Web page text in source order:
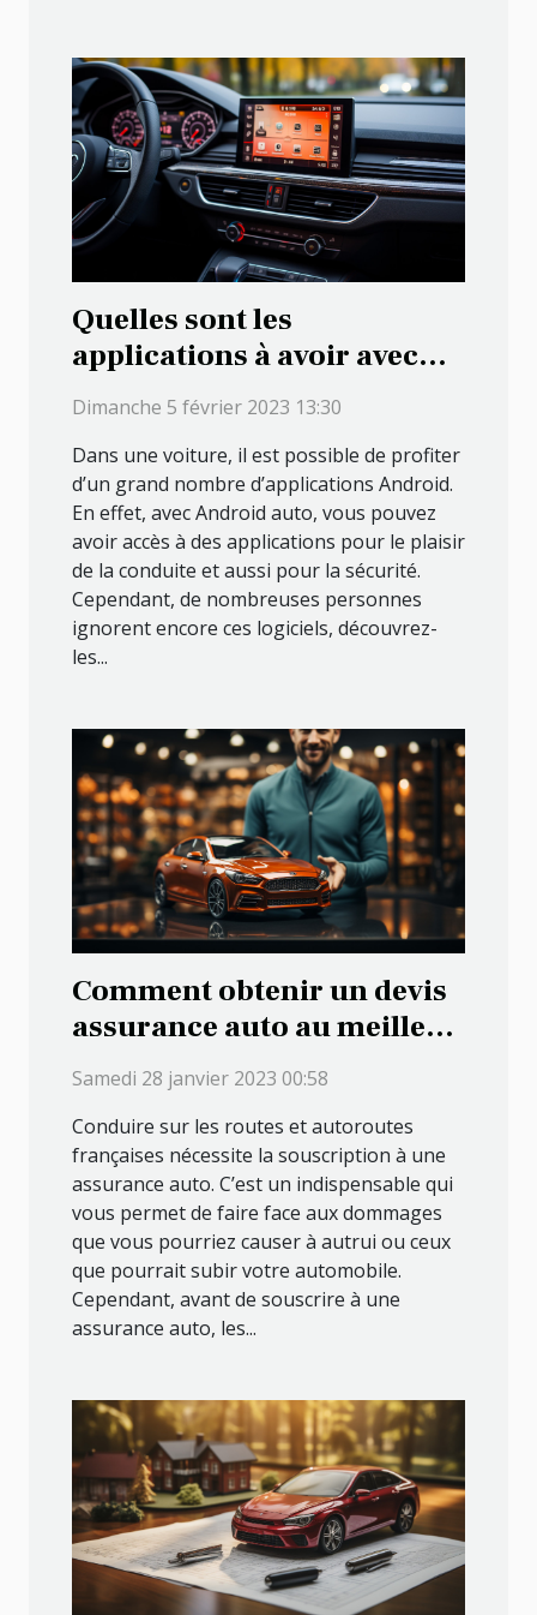
Quelles sont les
applications à avoir avec
Android Auto ?
Dimanche 5 février 2023 13:30
Dans une voiture, il est possible de profiter
d’un grand nombre d’applications Android.
En effet, avec Android auto, vous pouvez
avoir accès à des applications pour le plaisir
de la conduite et aussi pour la sécurité.
Cependant, de nombreuses personnes
ignorent encore ces logiciels, découvrez-
les...
Comment obtenir un devis
assurance auto au meilleur
tarif ?
Samedi 28 janvier 2023 00:58
Conduire sur les routes et autoroutes
françaises nécessite la souscription à une
assurance auto. C’est un indispensable qui
vous permet de faire face aux dommages
que vous pourriez causer à autrui ou ceux
que pourrait subir votre automobile.
Cependant, avant de souscrire à une
assurance auto, les...